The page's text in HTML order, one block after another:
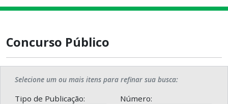
Concurso Público
Selecione um ou mais itens para refinar sua busca:
Tipo de Publicação: Número: